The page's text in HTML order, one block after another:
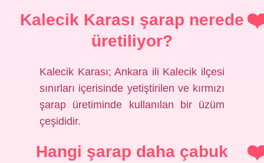
Kalecik Karası şarap nerede
üretiliyor?
Kalecik Karası; Ankara ili Kalecik ilçesi
sınırları içerisinde yetiştirilen ve kırmızı
şarap üretiminde kullanılan bir üzüm
çeşididir.
Hangi şarap daha çabuk